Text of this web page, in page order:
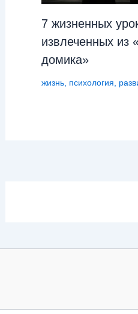
7 жизненных
извлеченных из
домика»
жизнь, психология